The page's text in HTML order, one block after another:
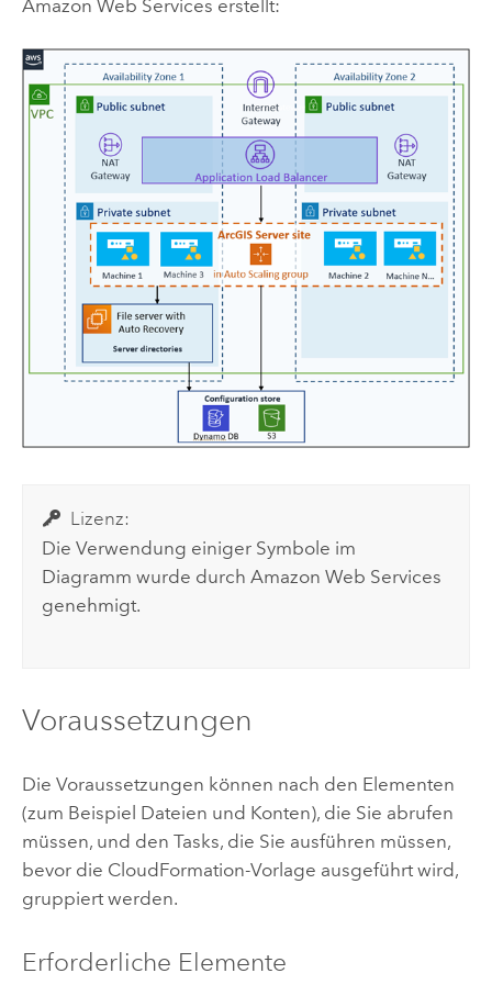
Amazon Web Services erstellt:
Lizenz:
Die Verwendung einiger Symbole im
Diagramm wurde durchAmazon Web Services
genehmigt.
Voraussetzungen
Die Voraussetzungen können nach den Elementen
(zum Beispiel Dateien und Konten), die Sie abrufen
müssen, und den Tasks, die Sie ausführen müssen,
bevor die CloudFormation-Vorlage ausgeführt wird,
gruppiert werden.
Erforderliche Elemente